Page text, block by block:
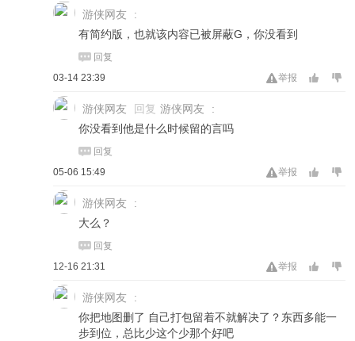
游侠网友
:
有简约版，也就该内容已被屏蔽G，你没看到
回复
举报
03-14 23:39
游侠网友 回复 游侠网友
:
你没看到他是什么时候留的言吗
回复
举报
05-06 15:49
游侠网友
:
大么？
回复
举报
12-16 21:31
游侠网友
:
你把地图删了 自己打包留着不就解决了？东西多能一
步到位，总比少这个少那个好吧